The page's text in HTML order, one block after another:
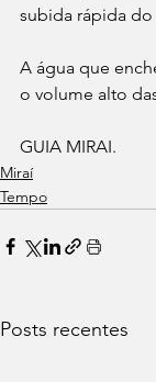
subida rápida do
A água que
o volume alto
GUIA MIRAI.
Miraí
Tempo
Posts recentes